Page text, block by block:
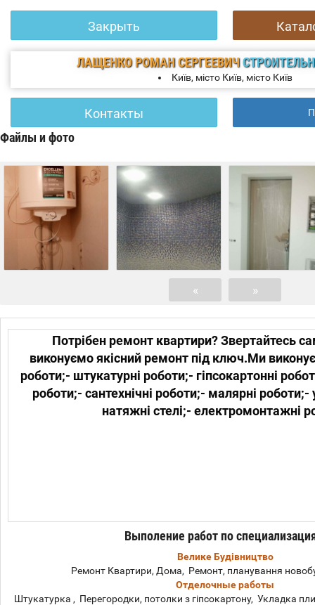
Закрыть
ЛАЩЕНКО РОМАН СЕРГЕЕВИЧ
Київ, місто Київ, місто Київ
Контакты
Файлы и фото
« »
Потрібен ремонт квартири? Звертайтесь
виконуємо якісний ремонт під ключ.Ми
роботи;- штукатурні роботи;- гіпсокартонні
роботи;- сантехнічні роботи;- малярні
натяжні стелі;- електромонтажні
Выполение работ по
Велике Будівництво
Ремонт Квартири, Дома, Ремонт, планування
Отделочные работы
Штукатурка , Перегородки, потолки з гіпсокартону, Укладка